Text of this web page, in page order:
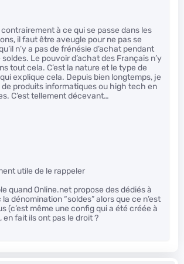
à ce qui se passe dans les
il faut être aveugle pour ne pas se
n’y a pas de frénésie d’achat pendant
Le pouvoir d’achat des Français n’y
tout cela. C’est la nature et le type de
explique cela. Depuis bien longtemps, je
de produits informatiques ou high tech en
C’est tellement décevant…
utile de le rappeler
quand Online.net propose des dédiés à
dénomination “soldes” alors que ce n’est
(c’est même une config qui a été créée à
fait ils ont pas le droit ?